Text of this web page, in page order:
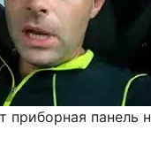
приборная панель